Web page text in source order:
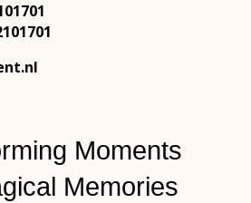
Moments
Memories